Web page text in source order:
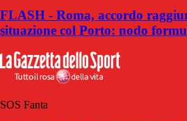
FLASH - Roma, accordo
situazione col Porto: nodo
SOS Fanta